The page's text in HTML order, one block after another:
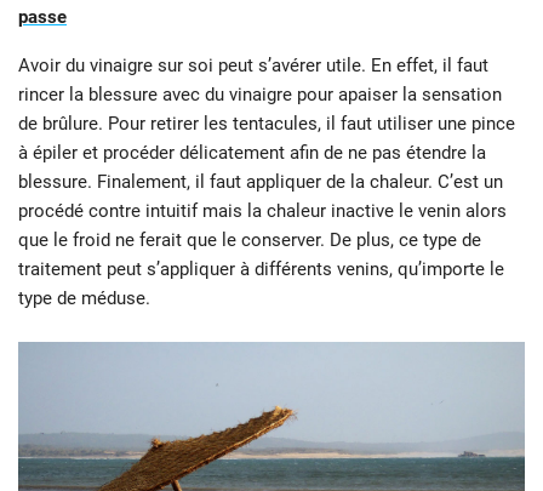
passe
Avoir du vinaigre sur soi peut s’avérer utile. En effet, il faut
rincer la blessure avec du vinaigre pour apaiser la sensation
de brûlure. Pour retirer les tentacules, il faut utiliser une pince
à épiler et procéder délicatement afin de ne pas étendre la
blessure. Finalement, il faut appliquer de la chaleur. C’est un
procédé contre intuitif mais la chaleur inactive le venin alors
que le froid ne ferait que le conserver. De plus, ce type de
traitement peut s’appliquer à différents venins, qu’importe le
type de méduse.